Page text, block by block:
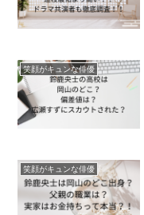
笑顔がキュンな俳優
笑顔がキュンな俳優